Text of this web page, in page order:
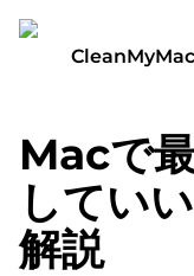
CleanMyMac
Macで
してい
解説